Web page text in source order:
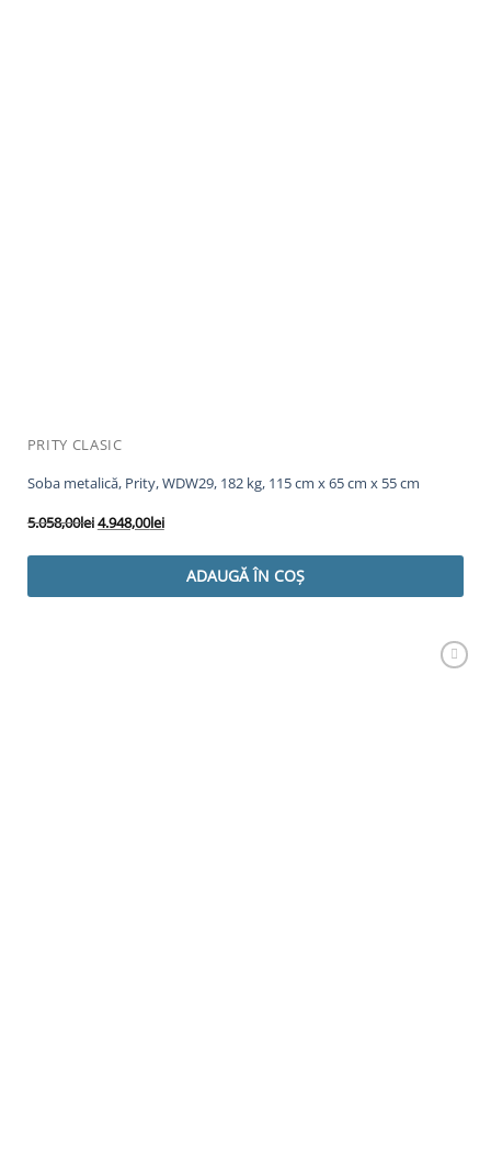
PRITY CLASIC
Soba metalică, Prity, WDW29, 182 kg, 115 cm x 65 cm x 55 cm
5.058,00leiPrețul
4.948,00leiPrețul
este:
4.948,00lei.
ADAUGĂ ÎN COȘ